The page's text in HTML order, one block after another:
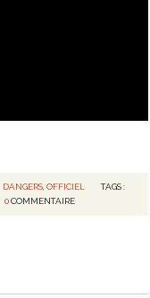
DANGERS, OFFICIEL
TAGS :
0 COMMENTAIRE